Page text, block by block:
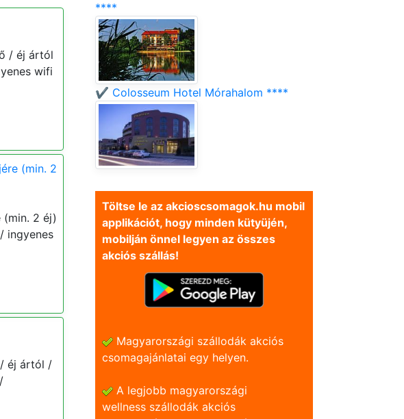
/ éj ártól
wifi
(min. 2
(min. 2 éj)
ingyenes
/ éj ártól /
****
✔️ Colosseum Hotel Mórahalom ****
Töltse le az akcioscsomagok.hu mobil
applikációt, hogy minden kütyüjén,
mobilján önnel legyen az összes
akciós szállás!
Magyarországi szállodák akciós
csomagajánlatai egy helyen.
A legjobb magyarországi
wellness szállodák akciós